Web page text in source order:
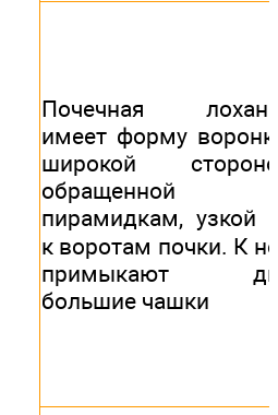
Почечная
имеет форму
широкой
обращенной
пирамидкам, узкой
к воротам почки. К
примыкают
большие чашки